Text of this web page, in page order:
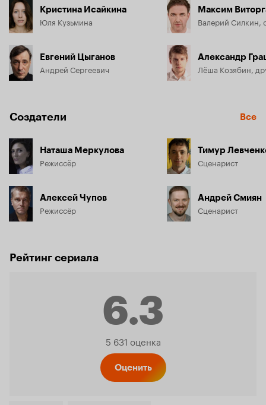
Кристина Исайкина
Юля Кузьмина
Евгений Цыганов
Андрей Сергеевич
Максим
Валерий Силкин,
Александр
Создатели Все
Наташа Меркулова
Режиссёр
Алексей Чупов
Режиссёр
Тимур
Сценарист
Андрей Смиян
Сценарист
Рейтинг сериала
6.3
Рейтинг
5 631 оценка
Оценить